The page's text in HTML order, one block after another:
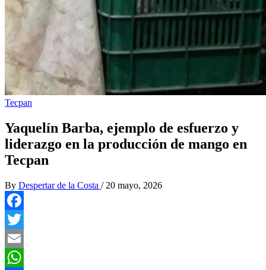
Tecpan
Yaquelín Barba, ejemplo de esfuerzo y
liderazgo en la producción de mango en
Tecpan
By Despertar de la Costa / 20 mayo, 2026
Facebook
Twitter
Email